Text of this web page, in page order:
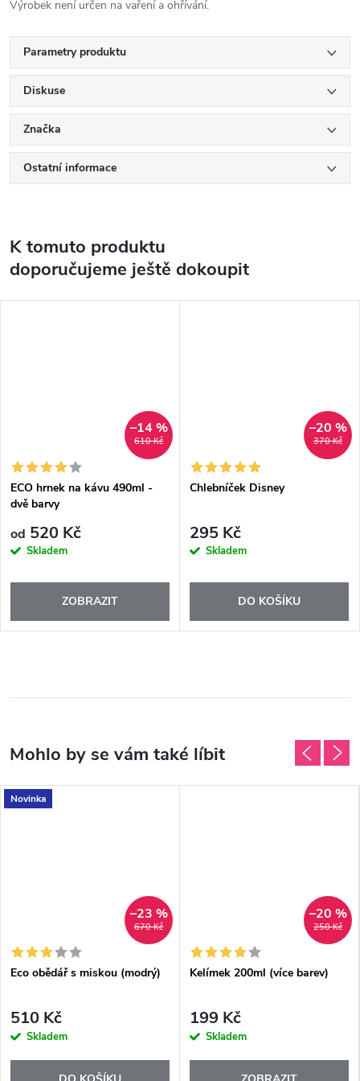
Výrobek není určen na vaření a ohřívání.
Parametry produktu
Diskuse
Značka
Ostatní informace
K tomuto produktu
doporučujeme ještě dokoupit
610 Kč
–14 %
ECO hrnek na kávu 490ml -
dvě barvy
od 520 Kč
Skladem
ZOBRAZIT
370 Kč
–20 %
Chlebníček Disney
295 Kč
Skladem
DO KOŠÍKU
Novinka
670 Kč
–23 %
Eco obědář s miskou (modrý)
510 Kč
Skladem
250 Kč
–20 %
Kelímek 200ml (více barev)
199 Kč
Skladem